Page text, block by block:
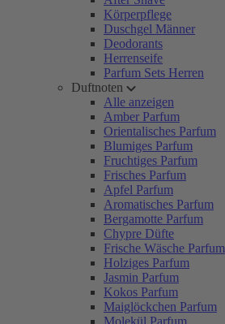
Körperpflege
Duschgel Männer
Deodorants
Herrenseife
Parfum Sets Herren
Duftnoten
Alle anzeigen
Amber Parfum
Orientalisches Parfum
Blumiges Parfum
Fruchtiges Parfum
Frisches Parfum
Apfel Parfum
Aromatisches Parfum
Bergamotte Parfum
Chypre Düfte
Frische Wäsche Parfum
Holziges Parfum
Jasmin Parfum
Kokos Parfum
Maiglöckchen Parfum
Molekül Parfum